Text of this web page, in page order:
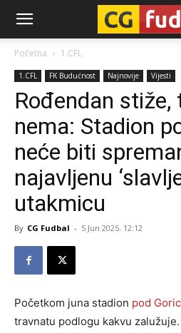
CG-
Fudbal
Početna 1.CFL
1.CFL FK Budućnost Najnovije Vijesti
Rođendan stiže,
nema: Stadion
neće biti
najavljenu
utakmicu
By CG Fudbal - 5 Jun 2025. 12:12
Početkom juna stadion pod
travnatu podlogu kakvu zalužuje.